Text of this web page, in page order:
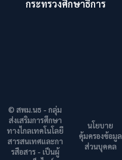
กระทรวงศึกษาธิการ
© สพม.นธ - กลุ่ม
ส่งเสริมการศึกษา
ทางไกลเทคโนโลยี
สารสนเทศและกา
รสือสาร - เป็นผู้
นโยบาย
คุ้มครองข้อมูล
ส่วนบุคคล